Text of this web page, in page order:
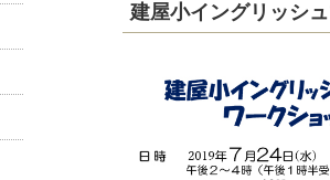
建屋小イングリッシ